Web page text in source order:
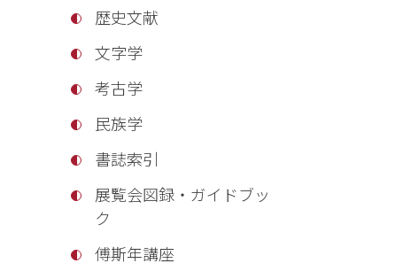
歴史文献
文字学
考古学
民族学
書誌索引
展覧会図録・ガイドブッ
ク
傅斯年講座